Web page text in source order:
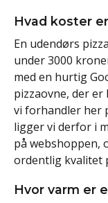
Hvad koster
En udendørs
under 3000
med en hurtig
pizzaovne, der er
vi forhandler her
ligger vi derfor i
på webshoppen,
ordentlig kvalitet
Hvor varm er